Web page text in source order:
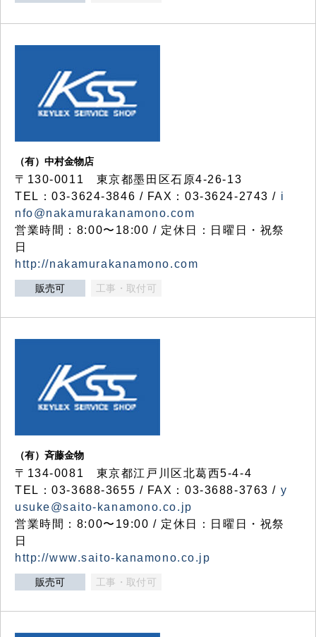
（有）中村金物店
〒130-0011 東京都墨田区石原4-26-13
TEL：03-3624-3846 / FAX：03-3624-2743 / i
nfo@nakamurakanamono.com
営業時間：8:00〜18:00 / 定休日：日曜日・祝祭
日
http://nakamurakanamono.com
販売可 工事・取付可
（有）斉藤金物
〒134-0081 東京都江戸川区北葛西5-4-4
TEL：03-3688-3655 / FAX：03-3688-3763 / y
usuke@saito-kanamono.co.jp
営業時間：8:00〜19:00 / 定休日：日曜日・祝祭
日
http://www.saito-kanamono.co.jp
販売可 工事・取付可